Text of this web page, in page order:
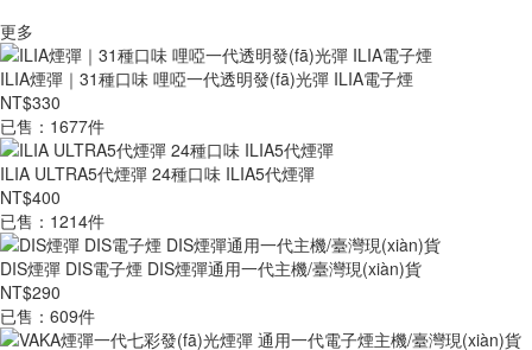
更多
ILIA煙彈｜31種口味 哩啞一代透明發(fā)光彈 ILIA電子煙
NT$330
已售：1677件
ILIA ULTRA5代煙彈 24種口味 ILIA5代煙彈
NT$400
已售：1214件
DIS煙彈 DIS電子煙 DIS煙彈通用一代主機/臺灣現(xiàn)貨
NT$290
已售：609件